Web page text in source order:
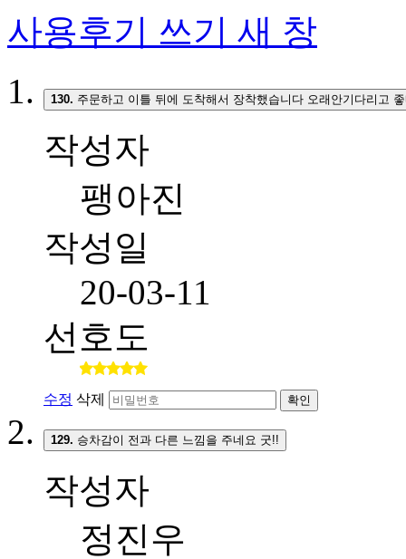
사용후기 쓰기 새 창
130. 주문하고 이틀 뒤에 도착해서 장착했습니다 오래안기다리고
작성자
팽아진
작성일
20-03-11
선호도
수정 삭제 확인
129. 승차감이 전과 다른 느낌을 주네요 굿!!
작성자
정진우